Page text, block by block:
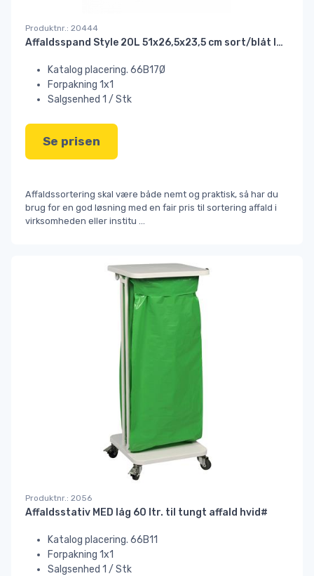
Produktnr.: 20444
Affaldsspand Style 20L 51x26,5x23,5 cm sort/blåt låg#
Katalog placering. 66B17Ø
Forpakning 1x1
Salgsenhed 1 / Stk
Se prisen
Affaldssortering skal være både nemt og praktisk, så har du
brug for en god løsning med en fair pris til sortering affald i
virksomheden eller institu ...
Produktnr.: 2056
Affaldsstativ MED låg 60 ltr. til tungt affald hvid#
Katalog placering. 66B11
Forpakning 1x1
Salgsenhed 1 / Stk